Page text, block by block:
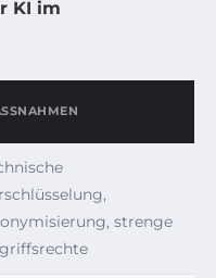
KI im
strenge